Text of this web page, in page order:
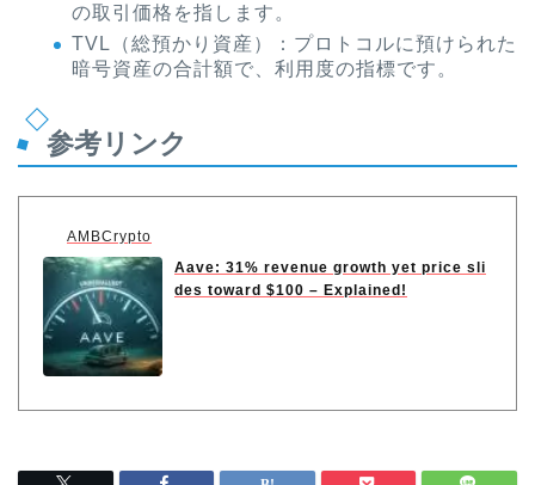
の取引価格を指します。
TVL（総預かり資産）：プロトコルに預けられた
暗号資産の合計額で、利用度の指標です。
参考リンク
AMBCrypto
Aave: 31% revenue growth yet price sli
des toward $100 – Explained!